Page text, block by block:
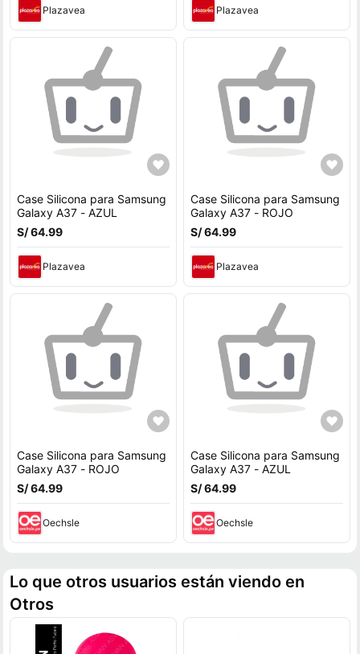
Plazavea Plazavea
Case Silicona para Samsung
Galaxy A37 - AZUL
S/ 64.99
Plazavea
Case Silicona para Samsung
Galaxy A37 - ROJO
S/ 64.99
Plazavea
Case Silicona para Samsung
Galaxy A37 - ROJO
S/ 64.99
Oechsle
Case Silicona para Samsung
Galaxy A37 - AZUL
S/ 64.99
Oechsle
Lo que otros usuarios están viendo en
Otros